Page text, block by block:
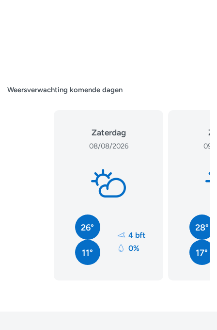
Weersverwachting komende dagen
Zaterdag
08/08/2026
26°
11°
4 bft
0%
09/
28°
17°